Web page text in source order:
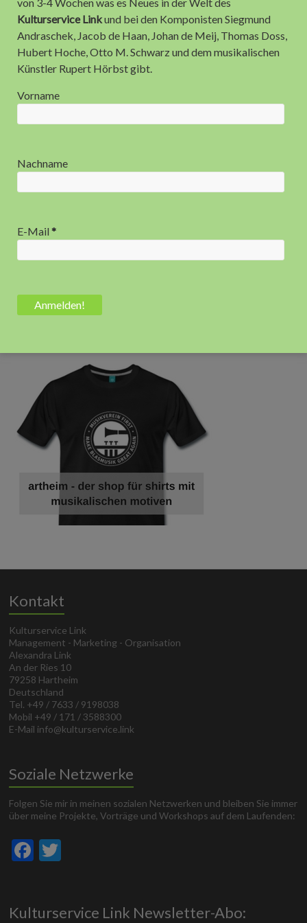
Kulturservice Link 2025: Die 12 Jahres-Highlights
10 Jahre Kulturservice Link – 10 Jahre Blasmusikblog.com
Anzeige
Kontakt
Kulturservice Link
Management - Marketing - Organisation
Alexandra Link
An der Ries 10
79258 Hartheim
Deutschland
Tel. +49 / 7633 / 9198038
Mobil +49 / 171 / 3588300
E-Mail info@kulturservice.link
Soziale Netzwerke
Folgen Sie mir in meinen sozialen Netzwerken und bleiben Sie immer
über meine Projekte, Vorträge und Workshops auf dem Laufenden:
F
b
er
Kulturservice Link Newsletter-Abo:
Kulturservice Linkund bei den Komponisten Siegmund
Andraschek, Jacob de Haan, Johan de Meij, Thomas Doss,
Hubert Hoche, Otto M. Schwarz und dem musikalischen
Künstler Rupert Hörbst gibt.
Vorname
Nachname
E-Mail*